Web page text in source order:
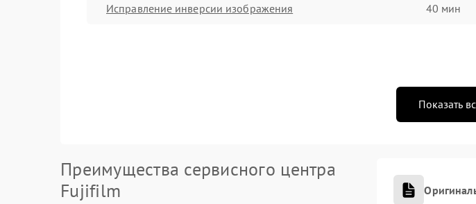
Исправление инверсии изображения 40 мин
Показать
Преимущества сервисного центра
Fujifilm